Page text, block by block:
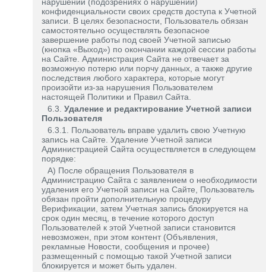
конфиденциальности своих средств доступа к Учетной
записи. В целях безопасности, Пользователь обязан
самостоятельно осуществлять безопасное
завершение работы под своей Учетной записью
(кнопка «Выход») по окончании каждой сессии работы
на Сайте. Администрация Сайта не отвечает за
возможную потерю или порчу данных, а также другие
последствия любого характера, которые могут
произойти из-за нарушения Пользователем
настоящей Политики и Правил Сайта.
6.3. Удаление и редактирование Учетной записи
Пользователя
6.3.1. Пользователь вправе удалить свою Учетную
запись на Сайте. Удаление Учетной записи
Администрацией Сайта осуществляется в следующем
порядке:
А) После обращения Пользователя в
Администрацию Сайта с заявлением о необходимости
удаления его Учетной записи на Сайте, Пользователь
обязан пройти дополнительную процедуру
Верификации, затем Учетная запись блокируется на
срок один месяц, в течение которого доступ
Пользователей к этой Учетной записи становится
невозможен, при этом контент (Объявления,
рекламные Новости, сообщения и прочее)
размещенный с помощью такой Учетной записи
блокируется и может быть удален.